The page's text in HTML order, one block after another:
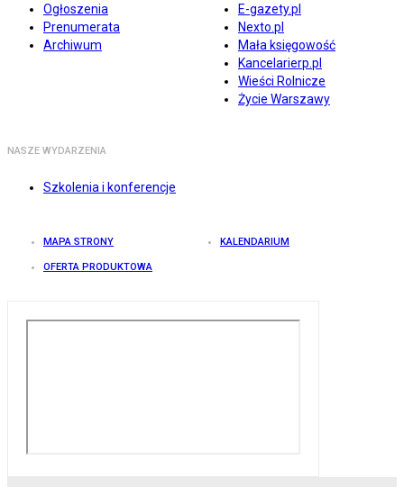
Ogłoszenia
Prenumerata
Archiwum
E-gazety.pl
Nexto.pl
Mała księgowość
Kancelarierp.pl
Wieści Rolnicze
Życie Warszawy
NASZE WYDARZENIA
Szkolenia i konferencje
MAPA STRONY KALENDARIUM
OFERTA PRODUKTOWA